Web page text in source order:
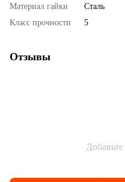
Материал гайки
Сталь
Класс прочности
5
Отзывы